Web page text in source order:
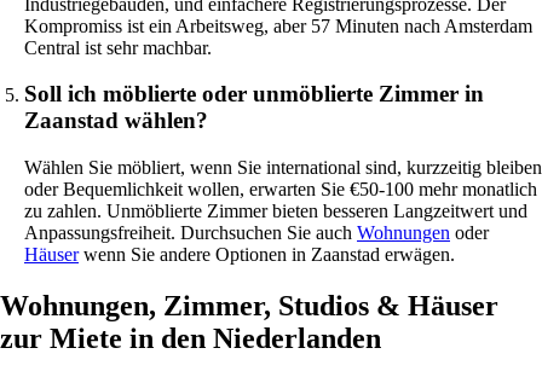
Kompromiss ist ein Arbeitsweg, aber 57 Minuten nach Amsterdam
Central ist sehr machbar.
Soll ich möblierte oder unmöblierte Zimmer in
Zaanstad wählen?
Wählen Sie möbliert, wenn Sie international sind, kurzzeitig bleiben
oder Bequemlichkeit wollen, erwarten Sie €50-100 mehr monatlich
zu zahlen. Unmöblierte Zimmer bieten besseren Langzeitwert und
Anpassungsfreiheit. Durchsuchen Sie auch Wohnungen oder
Häuserwenn Sie andere Optionen in Zaanstad erwägen.
Wohnungen, Zimmer, Studios & Häuser
zur Miete in den Niederlanden